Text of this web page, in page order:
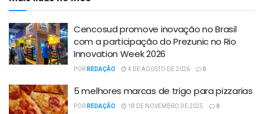
Cencosud promove inovação no Brasil
com a participação do Prezunic no Rio
Innovation Week 2026
PORREDAÇÃO 4 DE AGOSTO DE 2026 0
5 melhores marcas de trigo para pizzarias
PORREDAÇÃO 18 DE NOVEMBRO DE 2025 0